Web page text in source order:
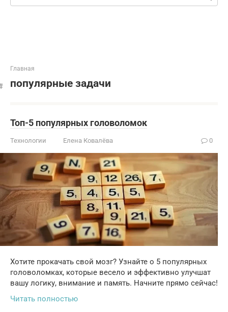
Главная
популярные задачи
Топ-5 популярных головоломок
Технологии Елена Ковалёва 0
Хотите прокачать свой мозг? Узнайте о 5 популярных
головоломках, которые весело и эффективно улучшат
вашу логику, внимание и память. Начните прямо сейчас!
Читать полностью